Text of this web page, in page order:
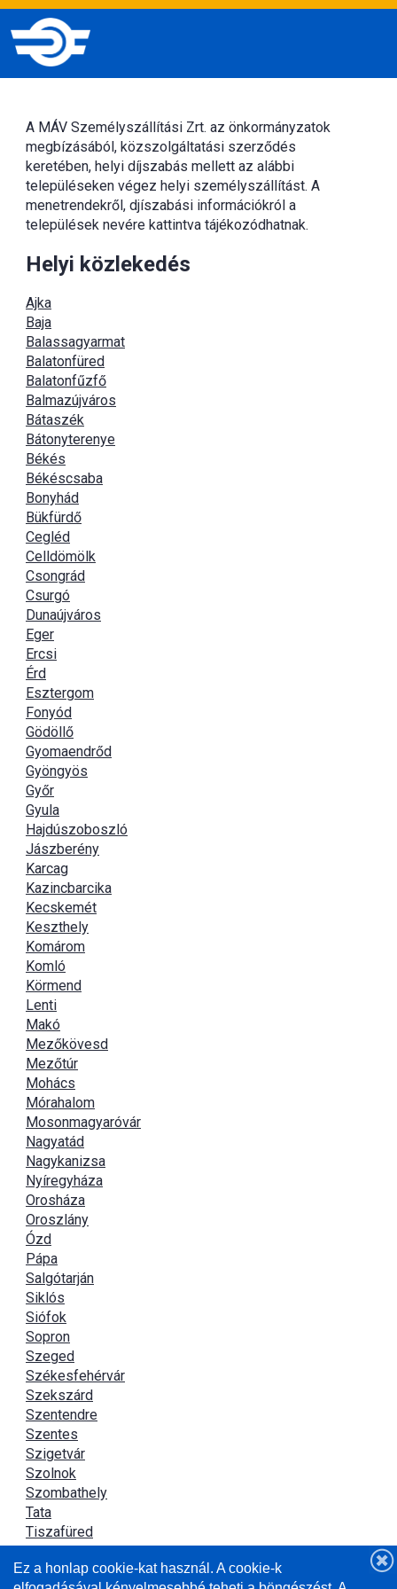
A MÁV Személyszállítási Zrt. az önkormányzatok
megbízásából, közszolgáltatási szerződés
keretében, helyi díjszabás mellett az alábbi
településeken végez helyi személyszállítást. A
menetrendekről, djíszabási információkról a
települések nevére kattintva tájékozódhatnak.
Helyi közlekedés
Ajka
Baja
Balassagyarmat
Balatonfüred
Balatonfűzfő
Balmazújváros
Bátaszék
Bátonyterenye
Békés
Békéscsaba
Bonyhád
Bükfürdő
Cegléd
Celldömölk
Csongrád
Csurgó
Dunaújváros
Eger
Ercsi
Érd
Esztergom
Fonyód
Gödöllő
Gyomaendrőd
Gyöngyös
Győr
Gyula
Hajdúszoboszló
Jászberény
Karcag
Kazincbarcika
Kecskemét
Keszthely
Komárom
Komló
Körmend
Lenti
Makó
Mezőkövesd
Mezőtúr
Mohács
Mórahalom
Mosonmagyaróvár
Nagyatád
Nagykanizsa
Nyíregyháza
Orosháza
Oroszlány
Ózd
Pápa
Salgótarján
Siklós
Siófok
Sopron
Szeged
Székesfehérvár
Szekszárd
Szentendre
Szentes
Szigetvár
Szolnok
Szombathely
Tata
Tiszafüred
Újszász
Ez a honlap cookie-kat használ. A cookie-k